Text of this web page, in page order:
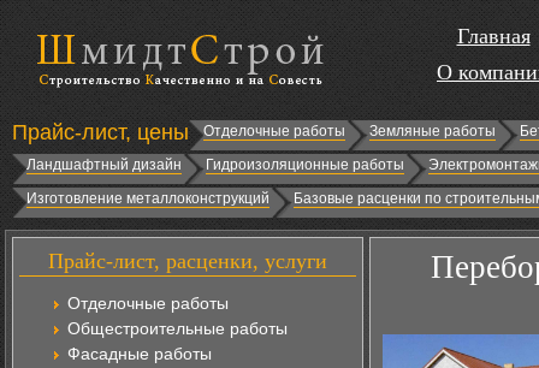
Главная
О
Прайс-лист, цены Отделочные работы Земляные работы
Ландшафтный дизайн
Гидроизоляционные работы
Изготовление металлоконструкций
Базовые расценки по
Прайс-лист, расценки, услуги
Отделочные работы
Общестроительные работы
Фасадные работы